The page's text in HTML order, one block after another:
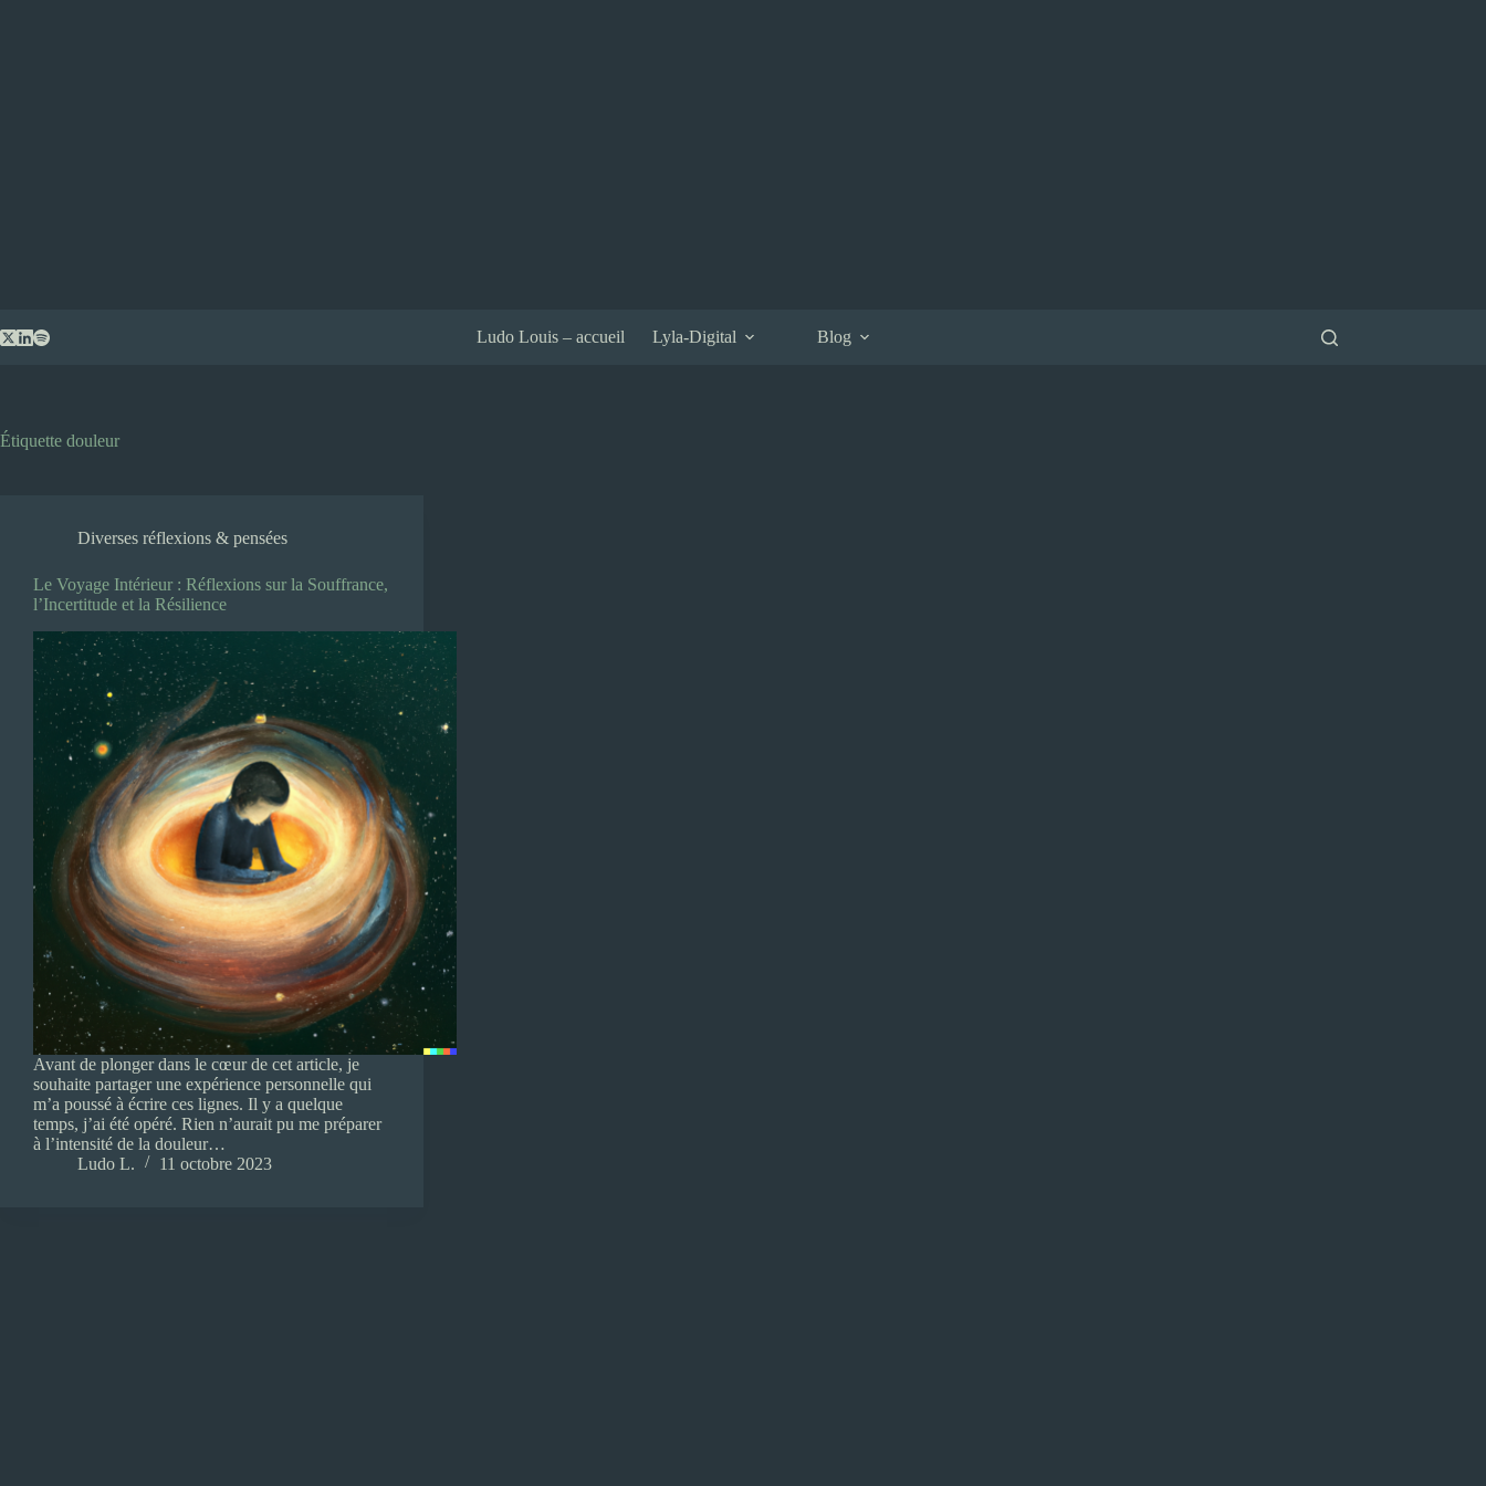
au
Ludo Louis – accueil Lyla-Digital Blog
Étiquette douleur
Diverses réflexions & pensées
Le Voyage Intérieur : Réflexions sur la Souffrance,
l’Incertitude et la Résilience
Avant de plonger dans le cœur de cet article, je
souhaite partager une expérience personnelle qui
m’a poussé à écrire ces lignes. Il y a quelque
temps, j’ai été opéré. Rien n’aurait pu me préparer
à l’intensité de la douleur…
Ludo L.
11 octobre 2023